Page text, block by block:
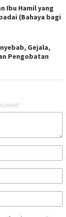
Ibu Hamil yang
(Bahaya bagi
Gejala,
Pengobatan
*